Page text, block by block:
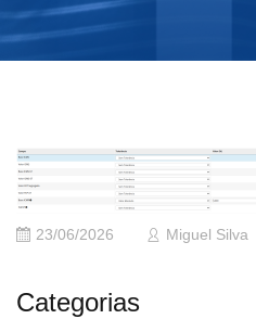
23/06/2026 Miguel Silva
Categorias